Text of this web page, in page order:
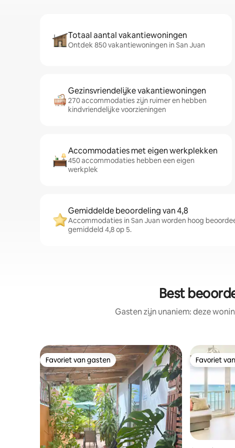
Totaal aantal vakantiewoningen
Ontdek 850 vakantiewoningen in San Juan
Gezinsvriendelijke vakantiewoningen
270 accommodaties zijn ruimer en hebben
kindvriendelijke voorzieningen
Accommodaties met eigen werkplekken
450 accommodaties hebben een eigen
werkplek
Gemiddelde beoordeling van 4,8
Accommodaties in San Juan worden hoog
gemiddeld 4,8 op 5.
Best
Gasten zijn unaniem: deze
Favoriet van gasten
Favoriet van gasten Favoriet
Favoriet